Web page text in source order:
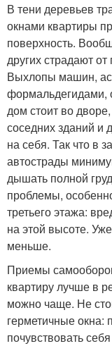
В тени деревьев
окнами квартиры
поверхность.
других страдают
Выхлопы машин,
формальдегидами,
дом стоит во
соседних зданий и
на себя. Так что в
автострады
дышать полной
проблемы,
третьего этажа:
на этой высоте.
меньше.
Приемы
квартиру лучше в
можно чаще. Не
герметичные окна:
почувствовать